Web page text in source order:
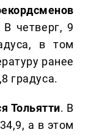
В четверг, 9
в том
ранее
градуса.
Тольятти. В
а в этом